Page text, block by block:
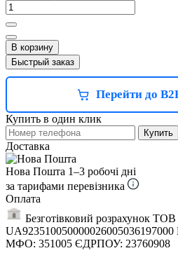
В корзину
Быстрый заказ
Перейти до
Купить в один клик
Купить
Доставка
Нова Пошта 1–3 робочі дні
за тарифами перевізника
Оплата
Безготівковий розрахунок
МФО: 351005 ЄДРПОУ: 23760908